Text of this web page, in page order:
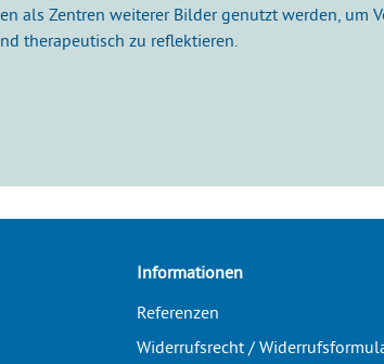
als Zentren weiterer Bilder genutzt werden, um
therapeutisch zu reflektieren.
Informationen
Referenzen
Widerrufsrecht /